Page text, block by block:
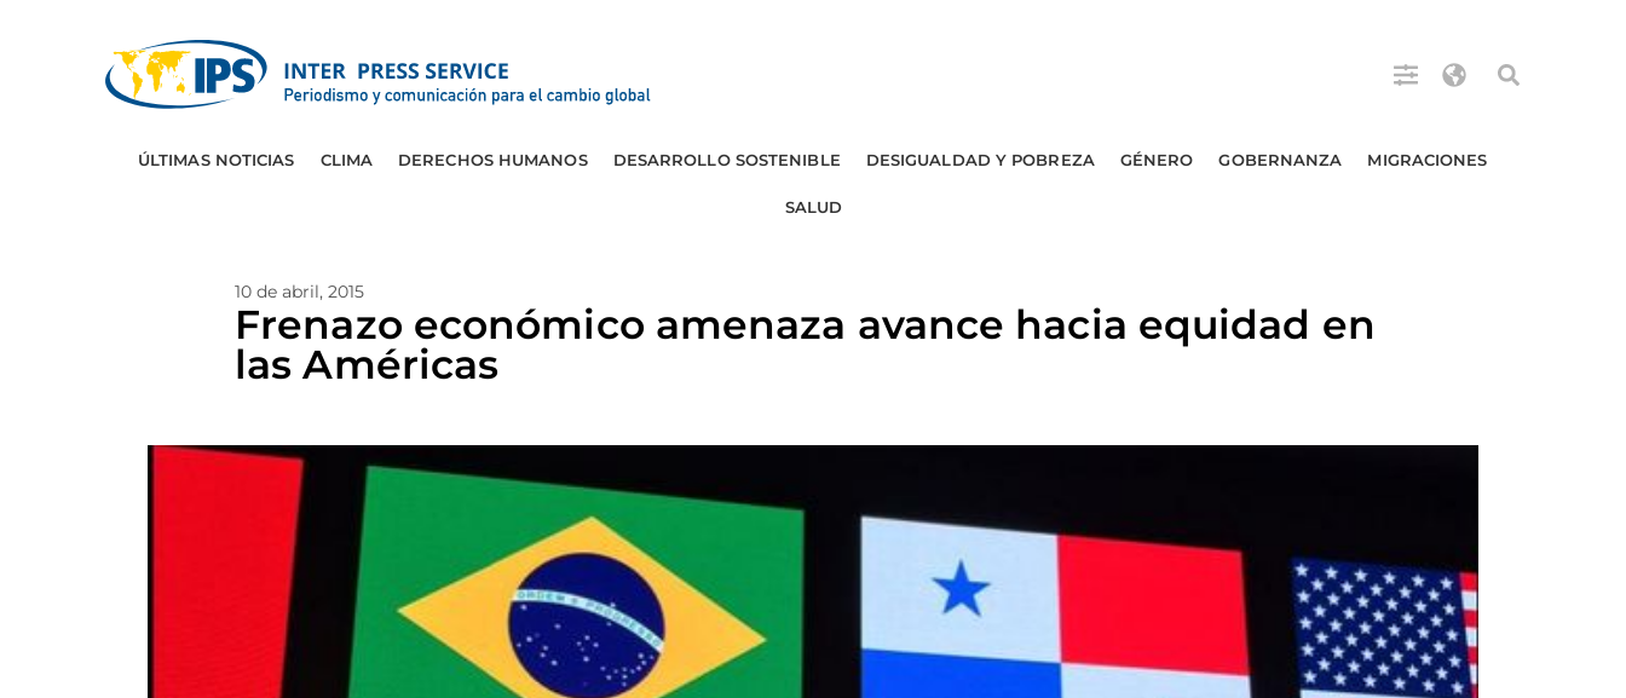
ÚLTIMAS NOTICIAS CLIMA DERECHOS HUMANOS DESARROLLO SOSTENIBLE DESIGUALDAD Y POBREZA GÉNERO GOBERNANZA MIGRACIONES
SALUD
10 de abril, 2015
Frenazo económico amenaza avance hacia equidad en
las Américas